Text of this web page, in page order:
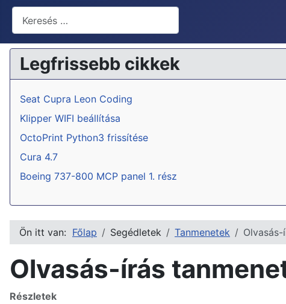
Keresés...
Legfrissebb cikkek
Seat Cupra Leon Coding
Klipper WIFI beállítása
OctoPrint Python3 frissítése
Cura 4.7
Boeing 737-800 MCP panel 1. rész
Ön itt van: Főlap Segédletek Tanmenetek
Olvasás-írás
Részletek